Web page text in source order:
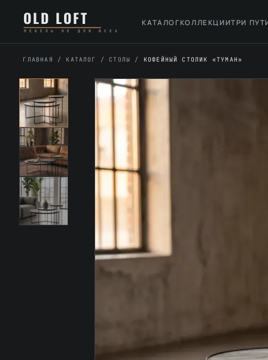
содержимому
содержимому
OLD LOFT
МЕБЕЛЬ НЕ ДЛЯ ВСЕХ
КАТАЛОГКОЛЛЕКЦИИТРИ
ГЛАВНАЯ / КАТАЛОГ / СТОЛЫ / КОФЕЙНЫЙ СТОЛИК «ТУМАН»